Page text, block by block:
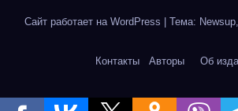
Сайт работает на WordPress Тема:
Контакты Авторы Об